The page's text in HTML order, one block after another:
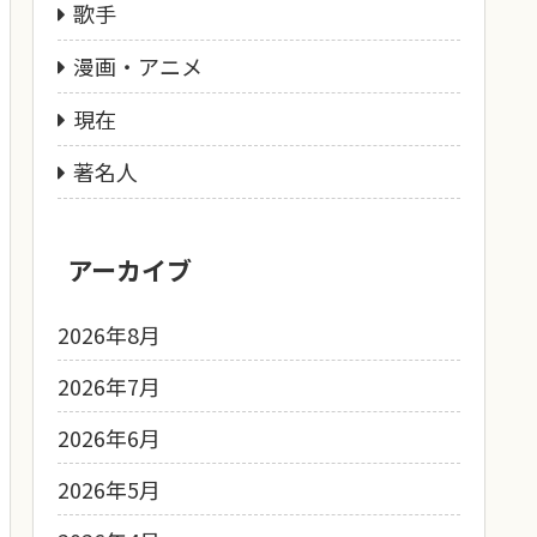
歌手
漫画・アニメ
現在
著名人
アーカイブ
2026年8月
2026年7月
2026年6月
2026年5月